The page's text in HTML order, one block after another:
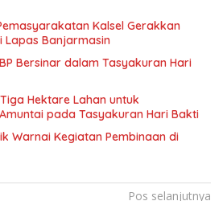
Kalsel Gerakkan
Lapas Banjarmasin
Bersinar dalam Tasyakuran Hari
Hektare Lahan untuk
pada Tasyakuran Hari Bakti
Warnai Kegiatan Pembinaan di
Pos selanjutnya